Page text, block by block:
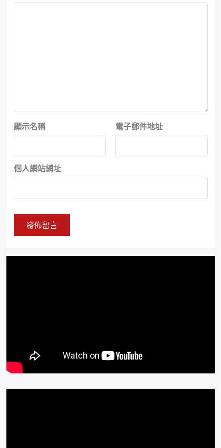
顯示名稱 電子郵件地址
個人網站網址